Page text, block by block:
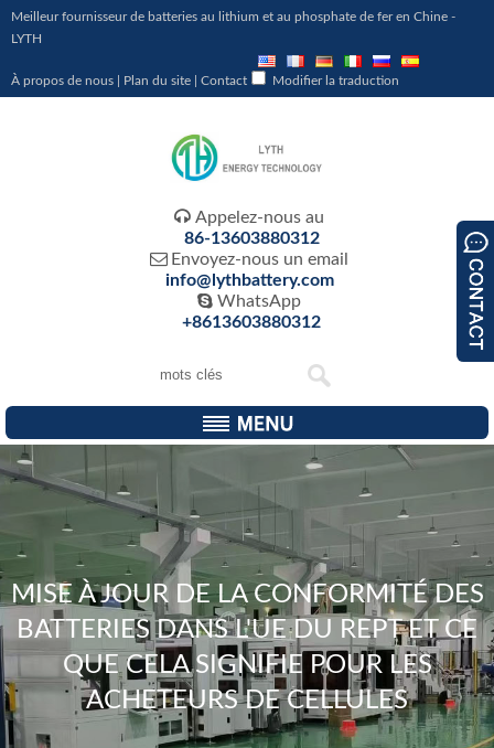
Meilleur fournisseur de batteries au lithium et au phosphate de fer en Chine -
LYTH
À propos de nous Plan du site Contact Modifier la traduction
 Appelez-nous au
86-13603880312
 Envoyez-nous un email
info@lythbattery.com
 WhatsApp
+8613603880312
MISE À JOUR DE LA CONFORMITÉ DES
BATTERIES DANS L'UE DU REPT ET CE
QUE CELA SIGNIFIE POUR LES
ACHETEURS DE CELLULES